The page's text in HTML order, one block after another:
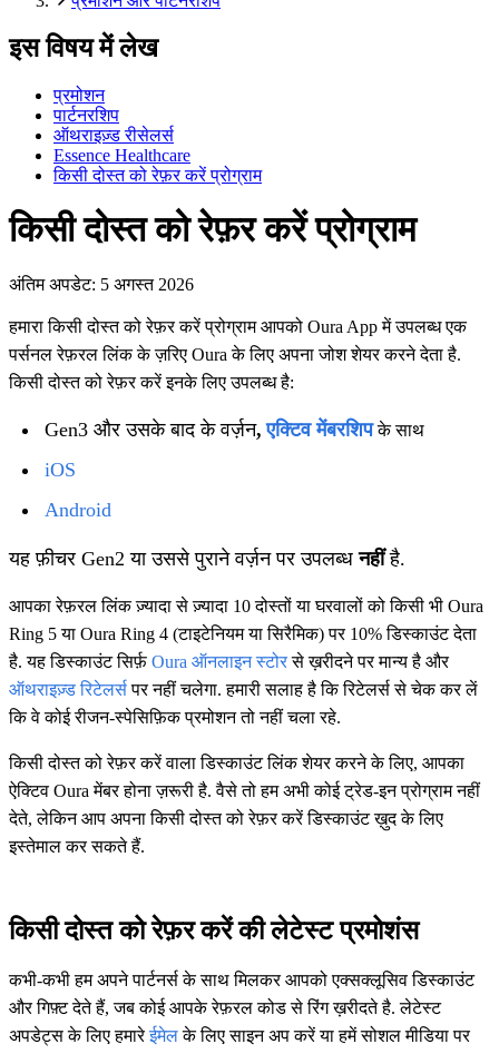
इस विषय में लेख
प्रमोशन
पार्टनरशिप
ऑथराइज़्ड रीसेलर्स
Essence Healthcare
किसी दोस्त को रेफ़र करें प्रोग्राम
किसी दोस्त को रेफ़र करें प्रोग्राम
अंतिम अपडेट: 5 अगस्त 2026
हमारा किसी दोस्‍त को रेफ़र करें प्रोग्राम आपको Oura App में उपलब्ध एक
पर्सनल रेफ़रल लिंक के ज़रिए Oura के लिए अपना जोश शेयर करने देता है.
किसी दोस्‍त को रेफ़र करें इनके लिए उपलब्ध है:
Gen3 और उसके बाद के वर्ज़न, एक्टिव मेंबरशिपके साथ
iOS
Android
यह फ़ीचर Gen2 या उससे पुराने वर्ज़न पर उपलब्धनहींहै.
आपका रेफ़रल लिंक ज़्यादा से ज़्यादा 10 दोस्तों या घरवालों को किसी भी Oura
Ring 5 या Oura Ring 4 (टाइटेनियम या सिरैमिक) पर 10% डिस्काउंट देता
है. यह डिस्काउंट सिर्फ़ Oura ऑनलाइन स्टोरसे ख़रीदने पर मान्य है और
ऑथराइज़्ड रिटेलर्सपर नहीं चलेगा. हमारी सलाह है कि रिटेलर्स से चेक कर लें
कि वे कोई रीजन-स्पेसिफ़िक प्रमोशन तो नहीं चला रहे.
किसी दोस्‍त को रेफ़र करें वाला डिस्काउंट लिंक शेयर करने के लिए, आपका
ऐक्टिव Oura मेंबर होना ज़रूरी है. वैसे तो हम अभी कोई ट्रेड-इन प्रोग्राम नहीं
देते, लेकिन आप अपना किसी दोस्‍त को रेफ़र करें डिस्काउंट ख़ुद के लिए
इस्तेमाल कर सकते हैं.
किसी दोस्त को रेफ़र करें की लेटेस्ट प्रमोशंस
कभी-कभी हम अपने पार्टनर्स के साथ मिलकर आपको एक्सक्लूसिव डिस्काउंट
और गिफ़्ट देते हैं, जब कोई आपके रेफ़रल कोड से रिंग ख़रीदते है. लेटेस्ट
अपडेट्स के लिए हमारेईमेलके लिए साइन अप करें या हमें सोशल मीडिया पर